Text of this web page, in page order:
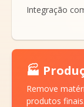
Integração
🏭
Remove
produtos finais.